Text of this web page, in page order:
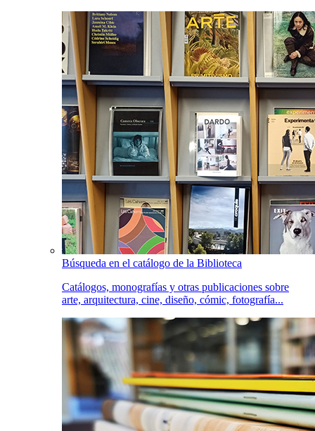
Búsqueda en el catálogo de la Biblioteca
Catálogos, monografías y otras publicaciones sobre
arte, arquitectura, cine, diseño, cómic, fotografía...